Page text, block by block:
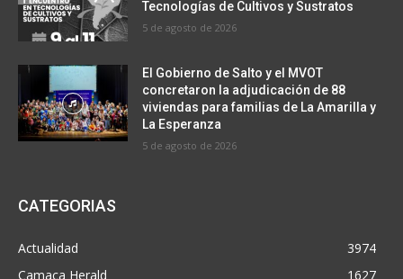
Tecnologías de Cultivos y Sustratos
5 de agosto de 2026
El Gobierno de Salto y el MVOT
concretaron la adjudicación de 88
viviendas para familias de La Amarilla y
La Esperanza
5 de agosto de 2026
CATEGORIAS
Actualidad
3974
Camaca Herald
1627